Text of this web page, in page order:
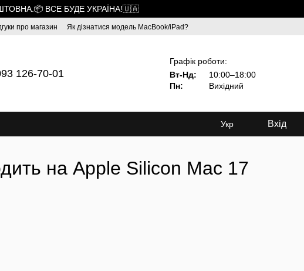
ВСЕ БУДЕ УКРАЇНА!🇺🇦
про магазин
Як дізнатися модель MacBook/iPad?
126-70-01
Графік роботи:
Вт-Нд:
10:00–18:00
Пн:
Вихідний
Укр Вхід
на Apple Silicon Mac 17